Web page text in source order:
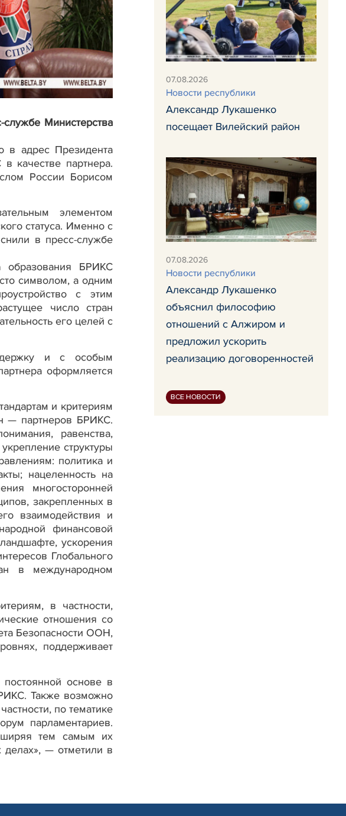
Министерства
в адрес Президента
качестве партнера.
России Борисом
элементом
статуса. Именно с
в пресс-службе
образования БРИКС
символом, а одним
с этим
число стран
его целей с
и с особым
оформляется
и критериям
— партнеров БРИКС.
равенства,
структуры
политика и
нацеленность на
многосторонней
закрепленных в
взаимодействия и
финансовой
ускорения
Глобального
в международном
в частности,
отношения со
Безопасности ООН,
поддерживает
постоянной основе в
Также возможно
по тематике
парламентариев.
тем самым их
делах», — отметили в
07.08.2026
Новости республики
Александр Лукашенко
посещает Вилейский район
07.08.2026
Новости республики
Александр Лукашенко
объяснил философию
отношений с Алжиром и
предложил ускорить
реализацию договоренностей
ВСЕ НОВОСТИ